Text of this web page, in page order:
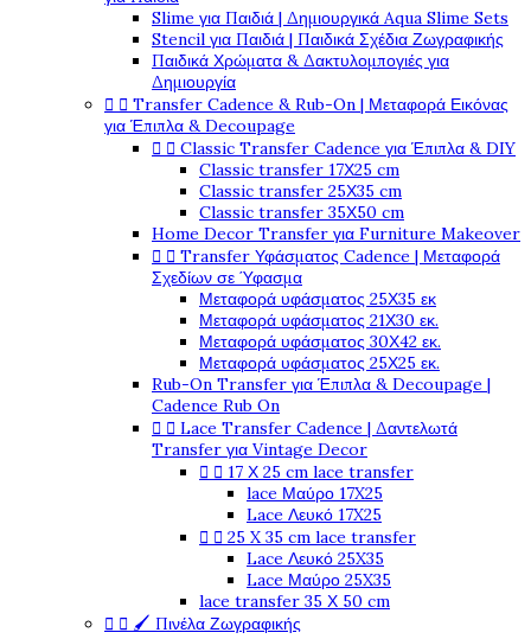
Slime για Παιδιά | Δημιουργικά Aqua Slime Sets
Stencil για Παιδιά | Παιδικά Σχέδια Ζωγραφικής
Παιδικά Χρώματα & Δακτυλομπογιές για
Δημιουργία
  Transfer Cadence & Rub-On | Μεταφορά Εικόνας
για Έπιπλα & Decoupage
  Classic Transfer Cadence για Έπιπλα & DIY
Classic transfer 17Χ25 cm
Classic transfer 25Χ35 cm
Classic transfer 35Χ50 cm
Home Decor Transfer για Furniture Makeover
  Transfer Υφάσματος Cadence | Μεταφορά
Σχεδίων σε Ύφασμα
Μεταφορά υφάσματος 25Χ35 εκ
Μεταφορά υφάσματος 21Χ30 εκ.
Μεταφορά υφάσματος 30Χ42 εκ.
Μεταφορά υφάσματος 25Χ25 εκ.
Rub-On Transfer για Έπιπλα & Decoupage |
Cadence Rub On
  Lace Transfer Cadence | Δαντελωτά
Transfer για Vintage Decor
  17 Χ 25 cm lace transfer
lace Μαύρο 17X25
Lace Λευκό 17X25
  25 X 35 cm lace transfer
Lace Λευκό 25X35
Lace Μαύρο 25X35
lace transfer 35 Χ 50 cm
  🖌️ Πινέλα Ζωγραφικής